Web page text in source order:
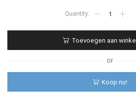
Carmen
Ultime
Permanente
60ml
Toevoegen aan
OF
Koop nu!